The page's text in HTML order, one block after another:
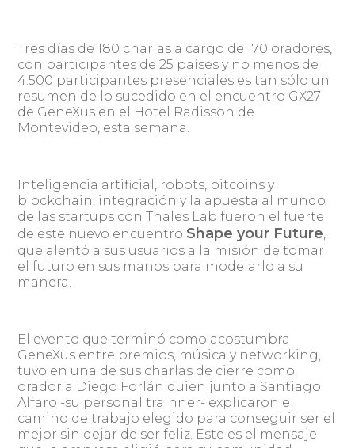
Tres días de 180 charlas a cargo de 170 oradores,
con participantes de 25 países y no menos de
4.500 participantes presenciales es tan sólo un
resumen de lo sucedido en el encuentro GX27
de GeneXus en el Hotel Radisson de
Montevideo, esta semana.
Inteligencia artificial, robots, bitcoins y
blockchain, integración y la apuesta al mundo
de las startups con Thales Lab fueron el fuerte
de este nuevo encuentro Shape your Future
que alentó a sus usuarios a la misión de tomar
el futuro en sus manos para modelarlo a su
manera.
El evento que terminó como acostumbra
GeneXus entre premios, música y networking,
tuvo en una de sus charlas de cierre como
orador a Diego Forlán quien junto a Santiago
Alfaro -su personal trainner- explicaron el
camino de trabajo elegido para conseguir ser el
mejor sin dejar de ser feliz. Este es el mensaje